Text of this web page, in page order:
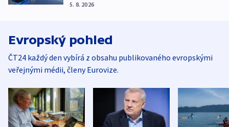
5. 8. 2026
Evropský pohled
ČT24 každý den vybírá z obsahu publikovaného evropskými
veřejnými médii, členy Eurovize.